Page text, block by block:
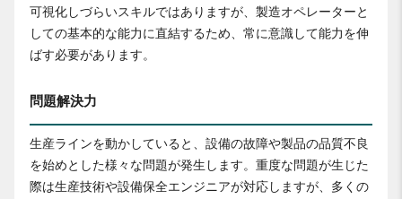
可視化しづらいスキルではありますが、製造オペレーターと
しての基本的な能力に直結するため、常に意識して能力を伸
ばす必要があります。
問題解決力
生産ラインを動かしていると、設備の故障や製品の品質不良
を始めとした様々な問題が発生します。重度な問題が生じた
際は生産技術や設備保全エンジニアが対応しますが、多くの